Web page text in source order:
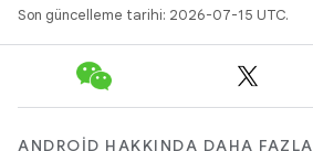
Son güncelleme tarihi: 2026-07-15 UTC.
ANDROID HAKKINDA DAHA FAZLA